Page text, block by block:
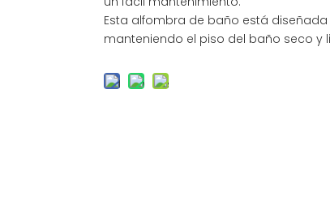
Esta alfombra de baño está
manteniendo el piso del baño seco y